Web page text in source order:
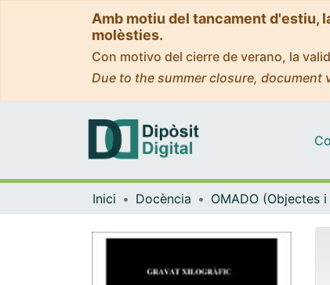
Amb motiu del tancament d'estiu,
molèsties.
Con motivo del cierre de verano, la
Due to the summer closure,
Inici Docència